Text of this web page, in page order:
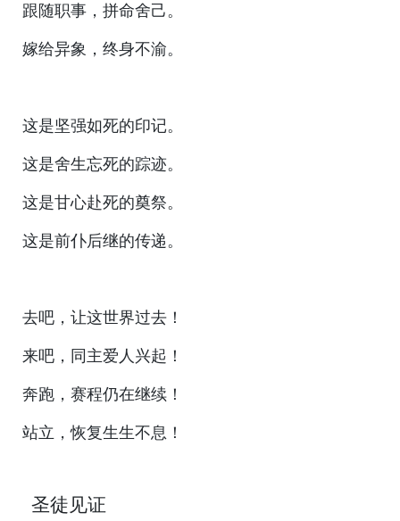
跟随职事，拼命舍己。
嫁给异象，终身不渝。
这是坚强如死的印记。
这是舍生忘死的踪迹。
这是甘心赴死的奠祭。
这是前仆后继的传递。
去吧，让这世界过去！
来吧，同主爱人兴起！
奔跑，赛程仍在继续！
站立，恢复生生不息！
圣徒见证